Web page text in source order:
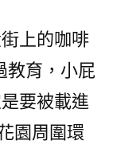
上的咖啡
教育，小屁
要被載進
園周圍環